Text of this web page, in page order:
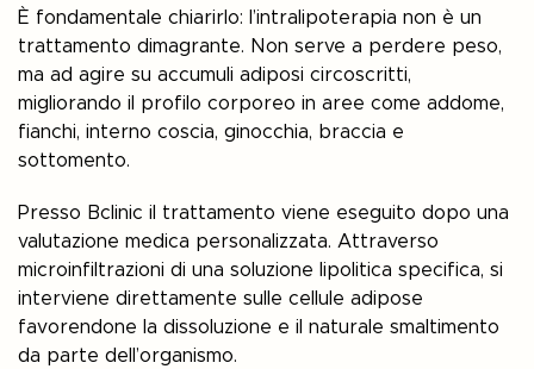
È fondamentale chiarirlo: l’intralipoterapia non è un
trattamento dimagrante. Non serve a perdere peso,
ma ad agire su accumuli adiposi circoscritti,
migliorando il profilo corporeo in aree come addome,
fianchi, interno coscia, ginocchia, braccia e
sottomento.
Presso Bclinic il trattamento viene eseguito dopo una
valutazione medica personalizzata. Attraverso
microinfiltrazioni di una soluzione lipolitica specifica, si
interviene direttamente sulle cellule adipose
favorendone la dissoluzione e il naturale smaltimento
da parte dell’organismo.